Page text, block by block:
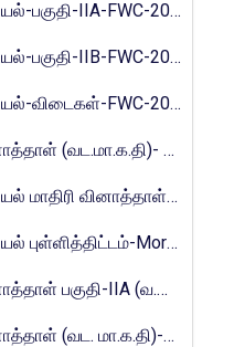
பகுதி-IIA-FWC-2016
பகுதி-IIB-FWC-2016
விடைகள்-FWC-2016
(வட.மா.க.தி)- 2017
வினாத்தாள்-Mora_E_Tamils_2017
Mora_E_Tamils_2017
பகுதி-IIA (வ.மா.க.தி)-2021
(வட. மா.க.தி)-2021